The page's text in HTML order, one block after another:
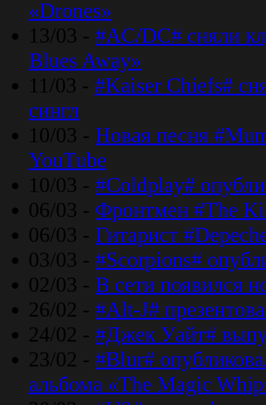
«Drones»
13/03 - #AC/DC# сняли
Blues Away»
11/03 - #Kaiser Chiefs#
сингл
10/03 - Новая песня
YouTube
10/03 - #Coldplay#
06/03 - Фронтмен #The
06/03 - Гитарист
03/03 - #Scorpions#
02/03 - В сети появился
26/02 - #Alt-J#
24/02 - #Джек Уайт#
23/02 - #Blur#
альбома «The Magic